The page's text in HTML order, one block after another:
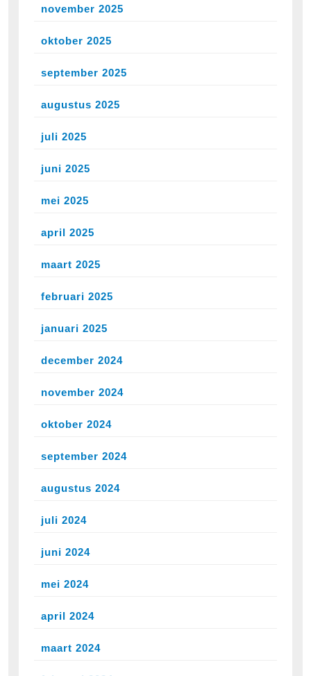
november 2025
oktober 2025
september 2025
augustus 2025
juli 2025
juni 2025
mei 2025
april 2025
maart 2025
februari 2025
januari 2025
december 2024
november 2024
oktober 2024
september 2024
augustus 2024
juli 2024
juni 2024
mei 2024
april 2024
maart 2024